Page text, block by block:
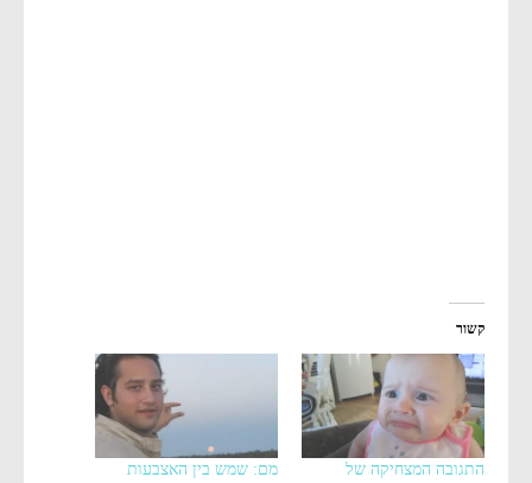
קשור
התגובה המצחיקה של
מם: שמש בין האצבעות